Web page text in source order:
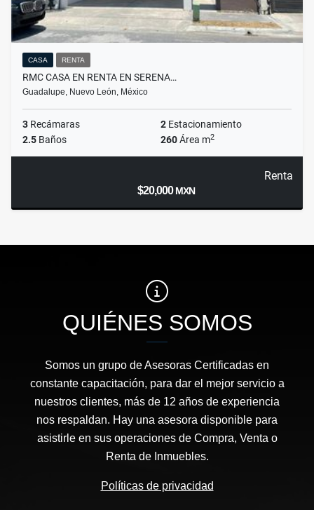
CASA RENTA
RMC CASA EN RENTA EN SERENA…
Guadalupe, Nuevo León, México
3 Recámaras 2 Estacionamiento
2.5 Baños 260Área m2
Renta
$20,000MXN
QUIÉNES SOMOS
Somos un grupo de Asesoras Certificadas en
constante capacitación, para dar el mejor servicio a
nuestros clientes, más de 12 años de experiencia
nos respaldan. Hay una asesora disponible para
asistirle en sus operaciones de Compra, Venta o
Renta de Inmuebles.
Políticas de privacidad